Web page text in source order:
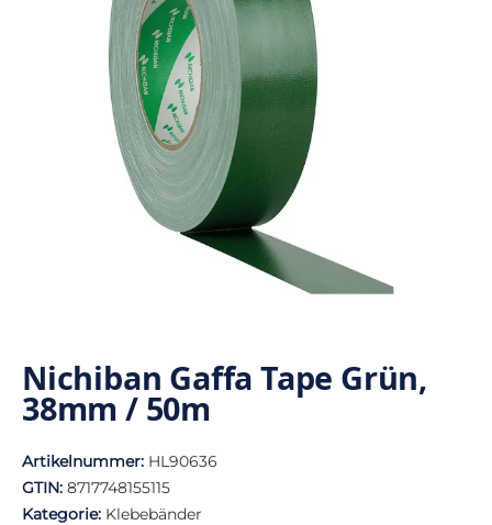
Nichiban Gaffa Tape Grün,
38mm / 50m
Artikelnummer: HL90636
GTIN: 8717748155115
Kategorie: Klebebänder